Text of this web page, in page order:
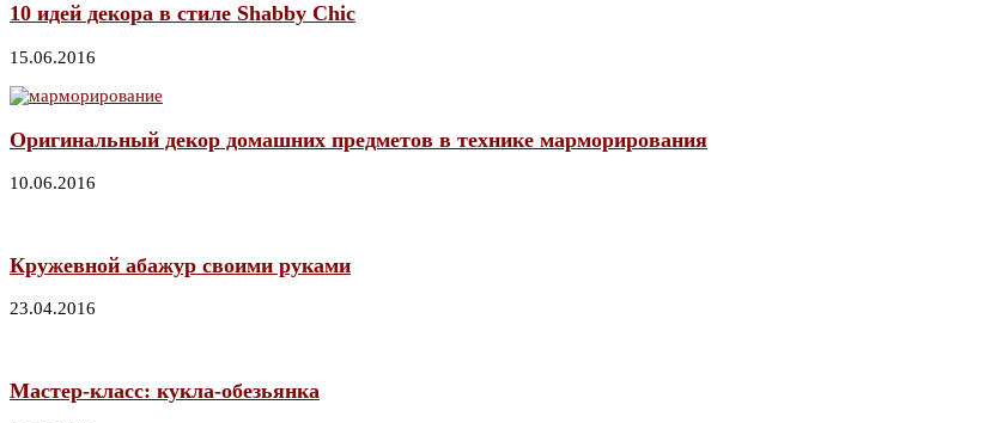
10 идей декора в стиле Shabby Chic
15.06.2016
Оригинальный декор домашних предметов в технике марморирования
10.06.2016
Кружевной абажур своими руками
23.04.2016
Мастер-класс: кукла-обезьянка